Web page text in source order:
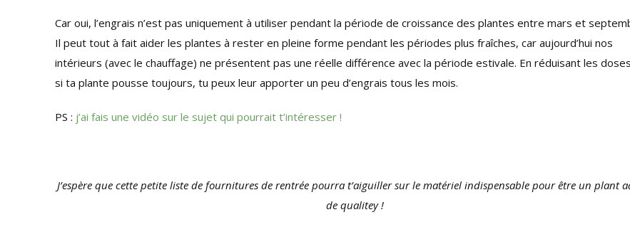
Car oui, l’engrais n’est pas uniquement à utiliser pendant la période de croissance des plantes entre mars et
Il peut tout à fait aider les plantes à rester en pleine forme pendant les périodes plus fraîches, car aujourd’hui nos
intérieurs (avec le chauffage) ne présentent pas une réelle différence avec la période estivale. En réduisant les
si ta plante pousse toujours, tu peux leur apporter un peu d’engrais tous les mois.
PS : j’ai fais une vidéo sur le sujet qui pourrait t’intéresser !
J’espère que cette petite liste de fournitures de rentrée pourra t’aiguiller sur le matériel indispensable pour être un plant
de qualitey !